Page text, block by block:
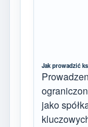
Jak prowadzić
jako